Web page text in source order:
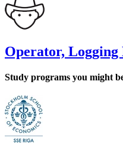
Operator, Logging
Study programs you might